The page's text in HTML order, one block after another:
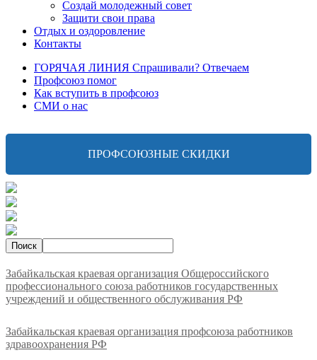
Создай молодежный совет
Защити свои права
Отдых и оздоровление
Контакты
ГОРЯЧАЯ ЛИНИЯ Спрашивали? Отвечаем
Профсоюз помог
Как вступить в профсоюз
СМИ о нас
ПРОФСОЮЗНЫЕ СКИДКИ
Забайкальская краевая организация Общероссийского
профессионального союза работников государственных
учреждений и общественного обслуживания РФ
Забайкальская краевая организация профсоюза работников
здравоохранения РФ